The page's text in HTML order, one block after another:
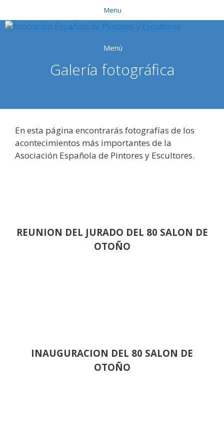
al
contenido
Menu
Menú
Galería fotográfica
En esta página encontrarás fotografías de los
acontecimientos más importantes de la
Asociación Española de Pintores y Escultores.
REUNION DEL JURADO DEL 80 SALON DE
OTOÑO
INAUGURACION DEL 80 SALON DE
OTOÑO